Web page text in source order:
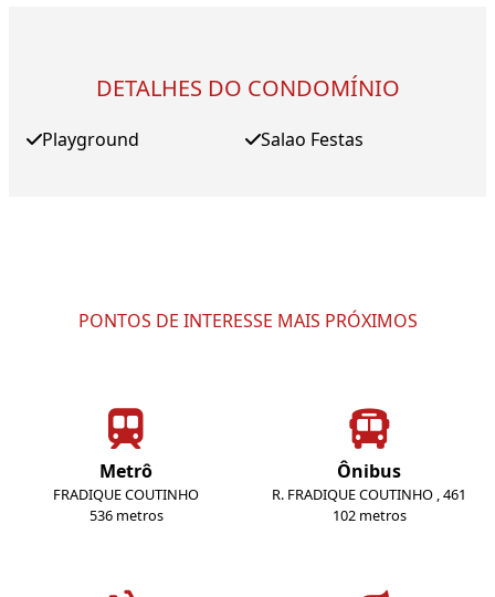
DETALHES DO CONDOMÍNIO
Playground Salao Festas
PONTOS DE INTERESSE MAIS PRÓXIMOS
Metrô
FRADIQUE COUTINHO
536 metros
Ônibus
R. FRADIQUE COUTINHO , 461
102 metros